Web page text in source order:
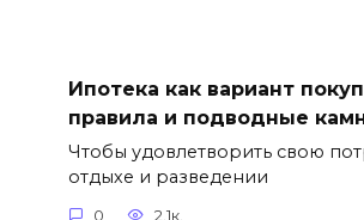
Ипотека как вариант
правила и подводные
Чтобы удовлетворить свою
отдыхе и разведении
0 2.1к.